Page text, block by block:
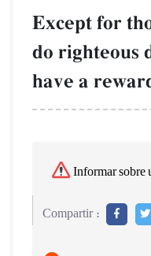
Except for
do righteous
have a
Informar sobre
Compartir :